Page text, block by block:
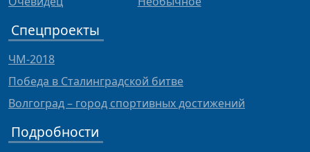
Спецпроекты
ЧМ-2018
Победа в Сталинградской битве
Волгоград – город спортивных достижений
Подробности